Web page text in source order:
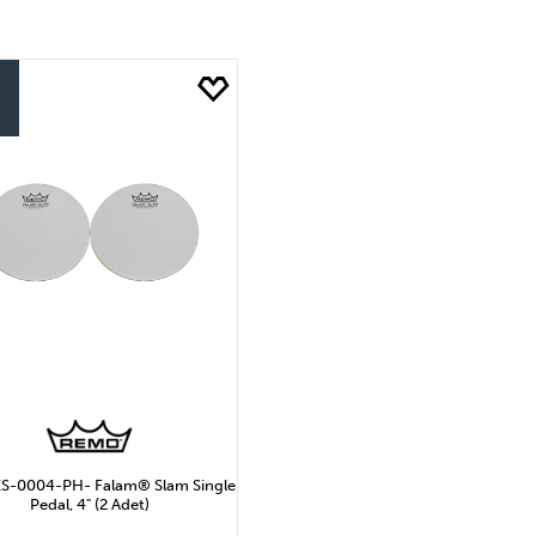
1.292₺ ile 1.937₺ Arası
0004-PH- Falam® Slam Single
Pedal, 4" (2 Adet)